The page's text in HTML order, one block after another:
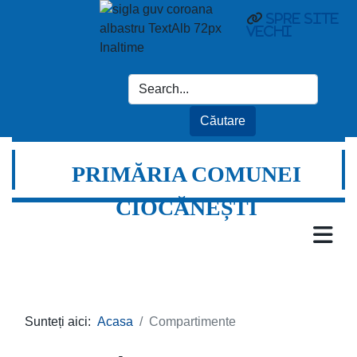
Spre site
vechi
PRIMĂRIA COMUNEI
CIOCĂNEȘTI
Sunteți aici: Acasa Compartimente